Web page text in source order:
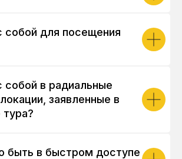
собой для посещения
собой в радиальные
заявленные в
быть в быстром доступе